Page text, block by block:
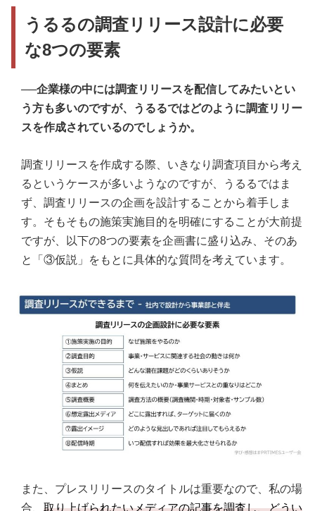
うるるの調査リリース設計に必要
な8つの要素
──企業様の中には調査リリースを配信してみたいとい
う方も多いのですが、うるるではどのように調査リリー
スを作成されているのでしょうか。
調査リリースを作成する際、いきなり調査項目から考え
るというケースが多いようなのですが、うるるではま
ず、調査リリースの企画を設計することから着手しま
す。そもそもの施策実施目的を明確にすることが大前提
ですが、以下の8つの要素を企画書に盛り込み、そのあ
と「③仮説」をもとに具体的な質問を考えています。
また、プレスリリースのタイトルは重要なので、私の場
合、 取り上げられたいメディアの記事を調査し、どうい